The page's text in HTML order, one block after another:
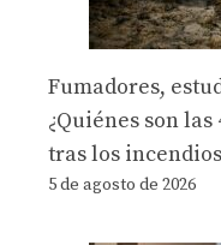
Fumadores,
¿Quiénes son
tras los
5 de agosto de 2026